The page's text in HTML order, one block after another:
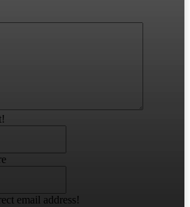
email address!